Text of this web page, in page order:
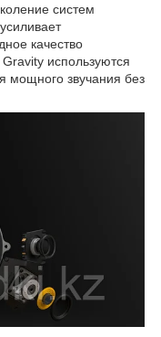
систем
качество
используются
мощного звучания без